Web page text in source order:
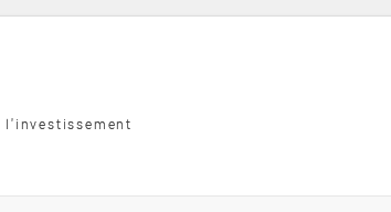
l'investissement